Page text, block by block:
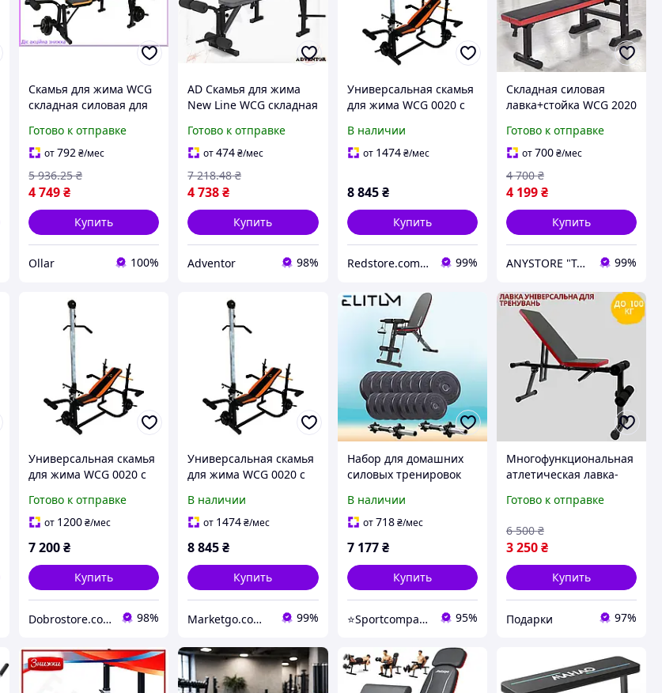
Скамья для жима WCG
складная силовая для
с модулем для ног и
рычагами баттерфляй
Готово к отправке
от792₴/мес
4 749₴
5 936.25 ₴
Купить
Ollar 100%
AD Скамья для жима
New Line WCG складная
тренинга силовая
скамья для фитнеса
Ultra\R
Готово к отправке
от474₴/мес
4 738₴
7 218.48 ₴
Купить
Adventor 98%
Универсальная скамья
для жима WCG 0020 с
(Силовой тренажер для
дома складной) R_R_57
В наличии
от 1474 ₴/мес
8 845 ₴
Купить
Redstore.com.ua 99%
Складная силовая
лавка+стойка WCG 2020
отжиманий
максимальная нагрузка
250 кг, размеры
116х55х11
Готово к отправке
от700₴/мес
4 199₴
4 700 ₴
Купить
ANYSTORE "Товары для дома и активного отдыха" 99%
Универсальная скамья
для жима WCG 0020 с
(Силовой тренажер для
дома складной) D_5781
Готово к отправке
от 1200₴/мес
7 200₴
Купить
Dobrostore.com.ua 98%
Универсальная скамья
для жима WCG 0020 с
(Силовой тренажер для
дома складной) M_M_57
В наличии
от 1474₴/мес
8 845₴
Купить
Marketgo.com.ua 99%
Набор для домашних
силовых тренировок
2х31кг со складной
скамейкой HS-1030 F
В наличии
от718 ₴/мес
7 177 ₴
Купить
⭐️Sportcompany⭐️ Інтернет магазин спортивних товарів⭐️ 95%
Многофункциональная
атлетическая лавка-
силовых упражнений и
Готово к отправке
3 250₴
6 500 ₴
Купить
Подарки 97%